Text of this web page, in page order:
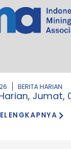
BERITA HARIAN
Jumat,